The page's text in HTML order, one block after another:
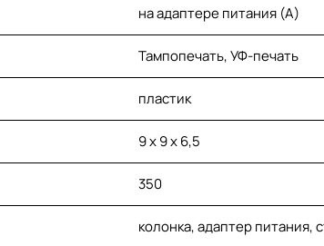
на адаптере питания (A)
Тампопечать, УФ-печать
пластик
9 х 9 х 6,5
350
колонка, адаптер питания,